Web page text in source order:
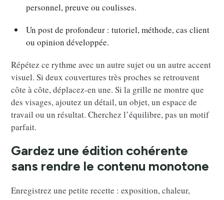
personnel, preuve ou coulisses.
Un post de profondeur : tutoriel, méthode, cas client
ou opinion développée.
Répétez ce rythme avec un autre sujet ou un autre accent
visuel. Si deux couvertures très proches se retrouvent
côte à côte, déplacez-en une. Si la grille ne montre que
des visages, ajoutez un détail, un objet, un espace de
travail ou un résultat. Cherchez l’équilibre, pas un motif
parfait.
Gardez une édition cohérente
sans rendre le contenu monotone
Enregistrez une petite recette : exposition, chaleur,